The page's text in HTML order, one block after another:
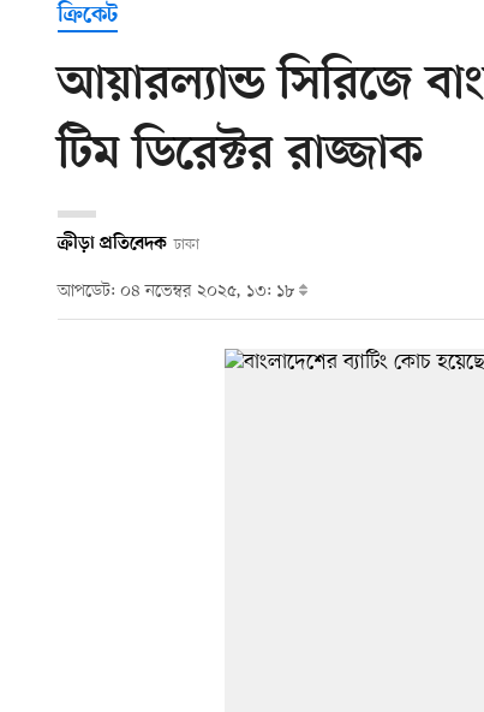
ক্রিকেট
আয়ারল্যান্ড সিরিজে
টিম ডিরেক্টর রাজ্জাক
ক্রীড়া প্রতিবেদক ঢাকা
আপডেট: ০৪ নভেম্বর ২০২৫, ১৩: ১৮